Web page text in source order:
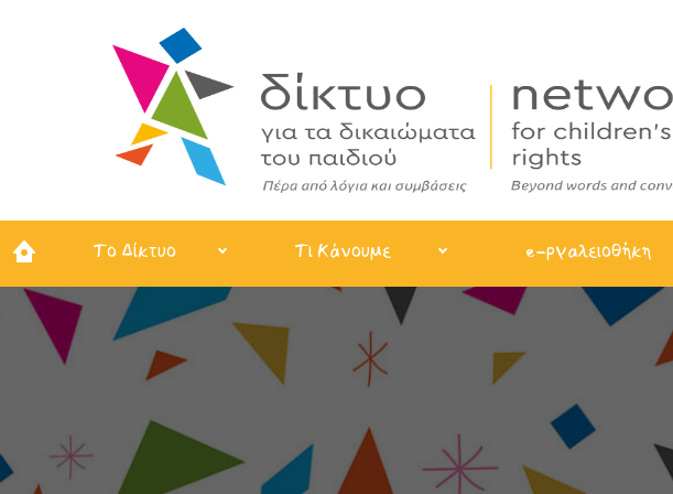
Το Δίκτυο Τι Κάνουμε e-ργαλειοθήκη